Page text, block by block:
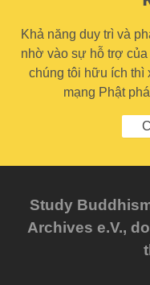
Khả năng duy trì và
nhờ vào sự hỗ trợ
chúng tôi hữu ích thì
mạng Phật
Study
Archives e.V.,